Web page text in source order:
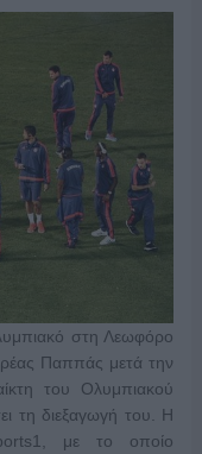
στη Λεωφόρο
Παππάς μετά την
του Ολυμπιακού
τη διεξαγωγή του. Η
με το οποίο